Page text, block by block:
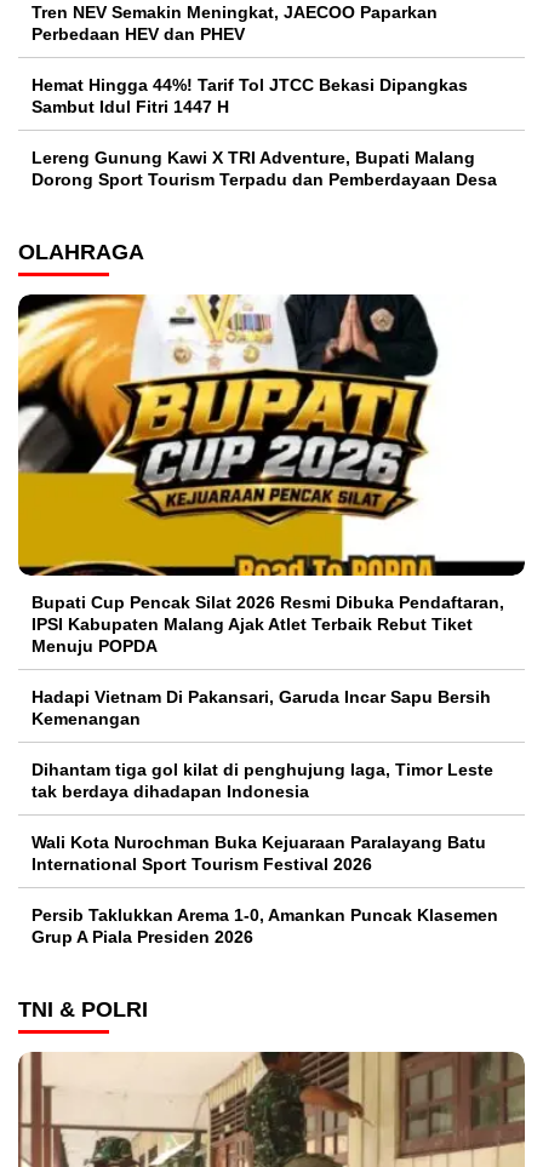
Tren NEV Semakin Meningkat, JAECOO Paparkan
Perbedaan HEV dan PHEV
Hemat Hingga 44%! Tarif Tol JTCC Bekasi Dipangkas
Sambut Idul Fitri 1447 H
Lereng Gunung Kawi X TRI Adventure, Bupati Malang
Dorong Sport Tourism Terpadu dan Pemberdayaan Desa
OLAHRAGA
Bupati Cup Pencak Silat 2026 Resmi Dibuka Pendaftaran,
IPSI Kabupaten Malang Ajak Atlet Terbaik Rebut Tiket
Menuju POPDA
Hadapi Vietnam Di Pakansari, Garuda Incar Sapu Bersih
Kemenangan
Dihantam tiga gol kilat di penghujung laga, Timor Leste
tak berdaya dihadapan Indonesia
Wali Kota Nurochman Buka Kejuaraan Paralayang Batu
International Sport Tourism Festival 2026
Persib Taklukkan Arema 1-0, Amankan Puncak Klasemen
Grup A Piala Presiden 2026
TNI & POLRI